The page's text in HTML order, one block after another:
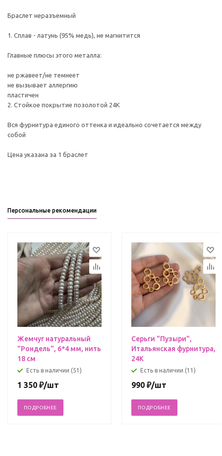
Браслет неразъемный
1. Сплав - латунь (95% медь), не магнитится
Главные плюсы этого металла:
не ржавеет/не темнеет
не вызывает аллергию
пластичен
2. Стойкое покрытие позолотой 24К
Вся фурнитура единого оттенка и идеально сочетается между
собой
Цена указана за 1 браслет
Персональные рекомендации
Жемчуг натуральный
"Рондель", 6*4 мм, нить
18 см
Есть в наличии (51)
1 350 ₽/шт
ПОДРОБНЕЕ
Серьги "Пузыри",
Итальянская фурнитура,
24К
Есть в наличии (11)
990 ₽/шт
ПОДРОБНЕЕ